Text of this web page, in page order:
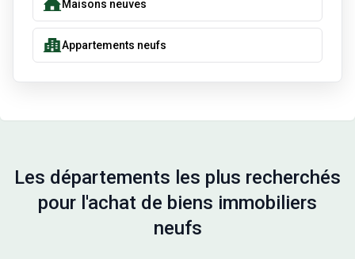
Maisons neuves
Appartements neufs
Les départements les plus recherchés
pour l'achat de biens immobiliers
neufs